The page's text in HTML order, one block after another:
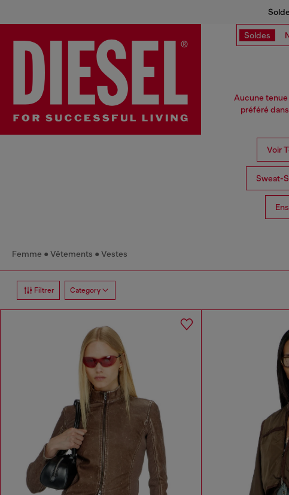
Soldes
Aucune tenue
préféré
Voir
Sweat-
Femme Vêtements Vestes
Filtrer Category